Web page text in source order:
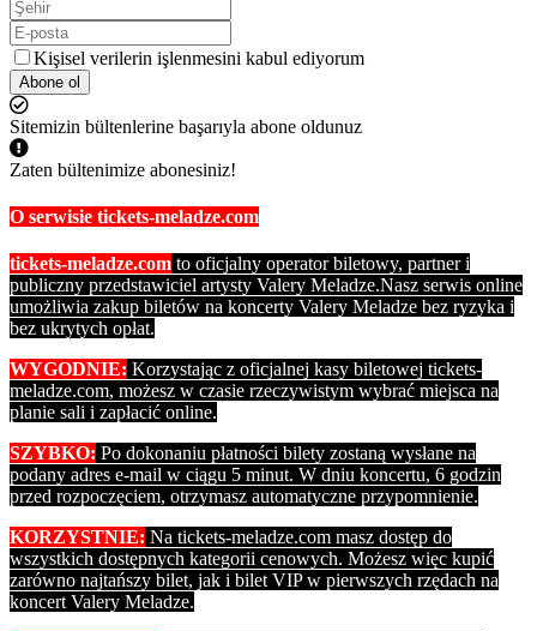
Kişisel verilerin işlenmesini kabul ediyorum
Abone ol
Sitemizin bültenlerine başarıyla abone oldunuz
Zaten bültenimize abonesiniz!
O serwisie tickets-meladze.com
tickets-meladze.com to oficjalny operator biletowy, partner i
publiczny przedstawiciel artysty Valery Meladze.Nasz serwis online
umożliwia zakup biletów na koncerty Valery Meladze bez ryzyka i
bez ukrytych opłat.
WYGODNIE: Korzystając z oficjalnej kasy biletowej tickets-
meladze.com, możesz w czasie rzeczywistym wybrać miejsca na
planie sali i zapłacić online.
SZYBKO: Po dokonaniu płatności bilety zostaną wysłane na
podany adres e-mail w ciągu 5 minut. W dniu koncertu, 6 godzin
przed rozpoczęciem, otrzymasz automatyczne przypomnienie.
KORZYSTNIE: Na tickets-meladze.com masz dostęp do
wszystkich dostępnych kategorii cenowych. Możesz więc kupić
zarówno najtańszy bilet, jak i bilet VIP w pierwszych rzędach na
koncert Valery Meladze.